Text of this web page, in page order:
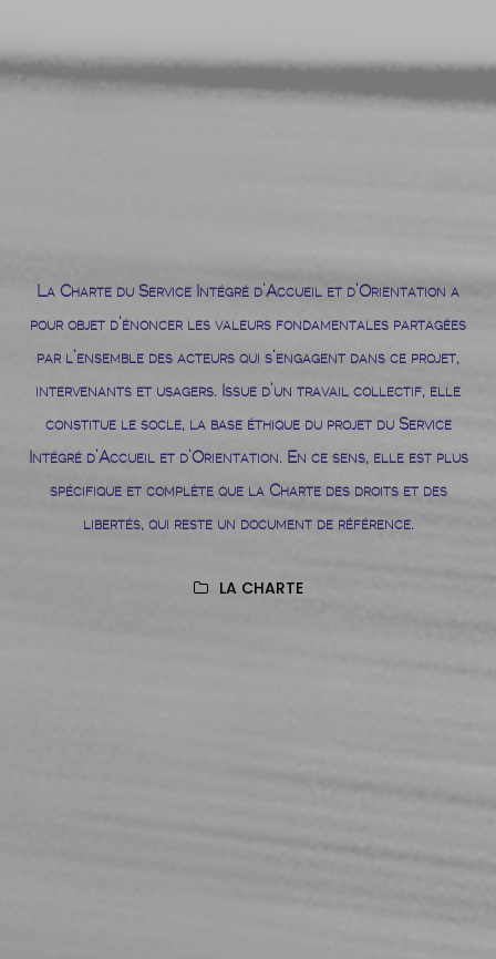
La Charte du Service Intégré d’Accueil et d’Orientation a
pour objet d’énoncer les valeurs fondamentales partagées
par l’ensemble des acteurs qui s’engagent dans ce projet,
intervenants et usagers. Issue d’un travail collectif, elle
constitue le socle, la base éthique du projet du Service
Intégré d’Accueil et d’Orientation. En ce sens, elle est plus
spécifique et complète que la Charte des droits et des
libertés, qui reste un document de référence.
LA CHARTE